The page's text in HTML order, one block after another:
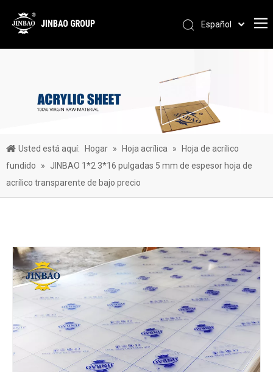
Español
简体中文
English
Usted está aquí: Hogar » Hoja acrílica »
Hoja de acrílico
fundido
»
JINBAO 1*2 3*16 pulgadas 5 mm de espesor hoja de
acrílico transparente de bajo precio